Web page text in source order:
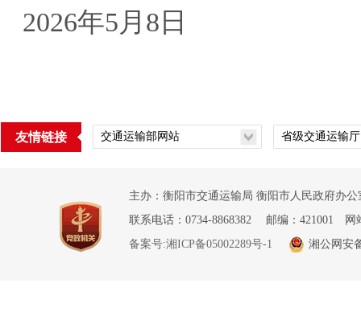
2026年5月8日
友情链接
主办：衡阳市交通运输局 衡阳市人民政府办
联系电话：0734-8868382 邮编：421001 网
备案号:湘ICP备05002289号-1
湘公网安